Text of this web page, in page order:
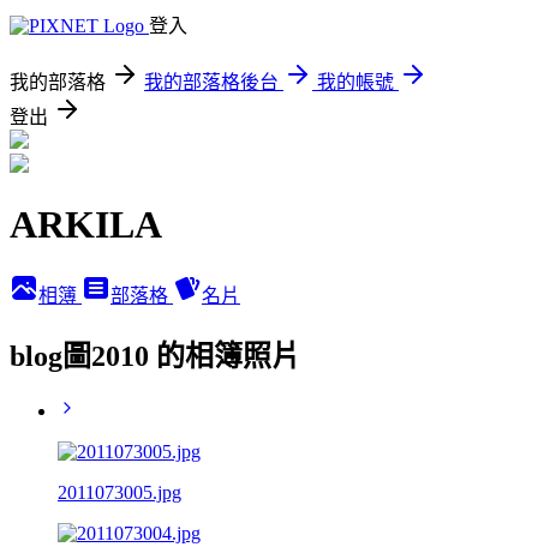
登入
我的部落格 我的部落格後台
我的帳號
登出
ARKILA
相簿 部落格 名片
blog圖2010 的相簿照片
2011073005.jpg